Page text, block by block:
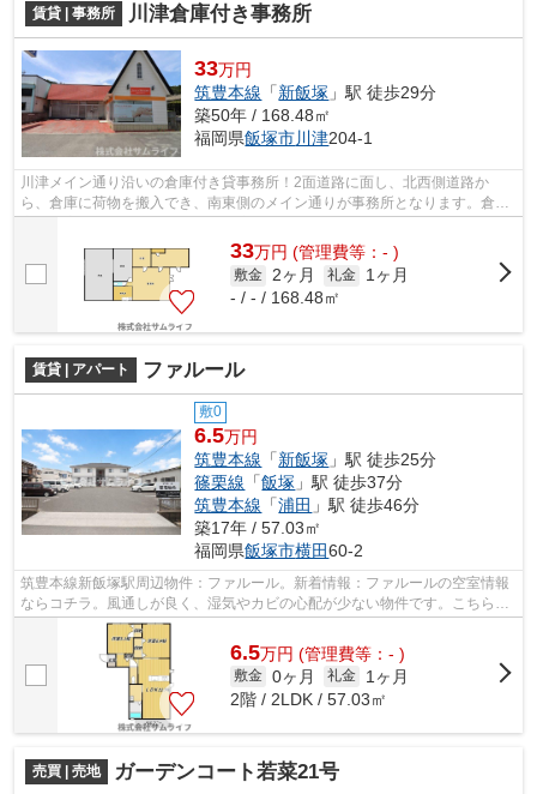
賃貸 | 事務所 川津倉庫付き事務所
33万円
筑豊本線 「新飯塚 」駅 徒歩29分
築50年 / 168.48㎡
福岡県飯塚市川津204-1
川津メイン通り沿いの倉庫付き貸事務所！2面道路に面し、北西側道路か
ら、倉庫に荷物を搬入でき、南東側のメイン通りが事務所となります。倉
庫・在庫置場を必要とする業種に適した物件...
33万円 (管理費等：- )
敷金 2ヶ月 礼金
1ヶ月
- / - / 168.48㎡
賃貸 | アパート ファルール
敷0
6.5万円
筑豊本線 「新飯塚 」駅 徒歩25分
篠栗線 「飯塚 」駅 徒歩37分
筑豊本線 「浦田 」駅 徒歩46分
築17年 / 57.03㎡
福岡県飯塚市横田60-2
筑豊本線新飯塚駅周辺物件：ファルール。新着情報：ファルールの空室情報
ならコチラ。風通しが良く、湿気やカビの心配が少ない物件です。こちらの
物件はアパートです。飯塚市で賃貸情...
6.5万円 (管理費等：- )
敷金 0ヶ月 礼金
1ヶ月
2階 / 2LDK / 57.03㎡
売買 | 売地 ガーデンコート若菜21号